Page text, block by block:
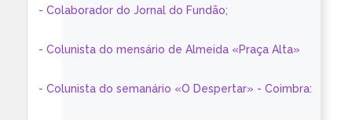
- Colaborador do Jornal do Fundão;
- Colunista do mensário de Almeida «Praça Alta»
- Colunista do semanário «O Despertar» - Coimbra: